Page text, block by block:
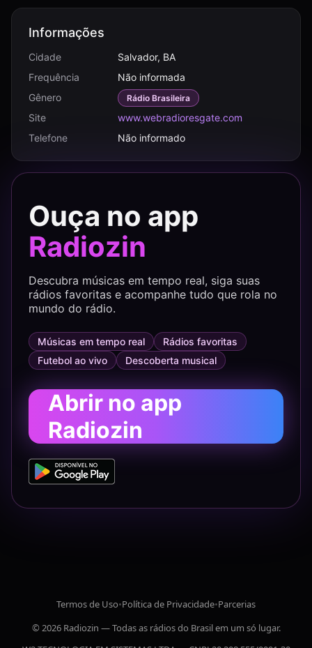
Informações
Cidade
Salvador, BA
Frequência
Não informada
Gênero
Rádio Brasileira
Site
www.webradioresgate.com
Telefone
Não informado
Ouça no app
Radiozin
Descubra músicas em tempo real, siga suas
rádios favoritas e acompanhe tudo que rola no
mundo do rádio.
Músicas em tempo real
Rádios favoritas
Futebol ao vivo
Descoberta musical
Abrir no app
Radiozin
Termos de Uso•Política de Privacidade•Parcerias
© 2026 Radiozin — Todas as rádios do Brasil em um só lugar.